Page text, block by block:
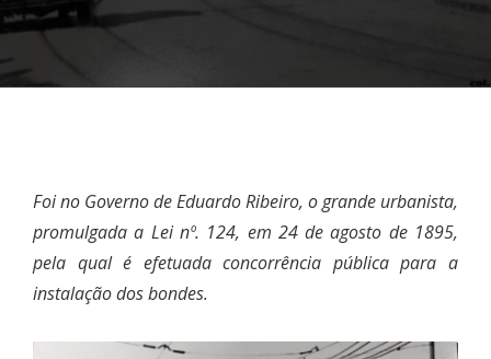
Foi no Governo de Eduardo Ribeiro, o grande urbanista,
promulgada a Lei nº. 124, em 24 de agosto de 1895,
pela qual é efetuada concorrência pública para a
instalação dos bondes.